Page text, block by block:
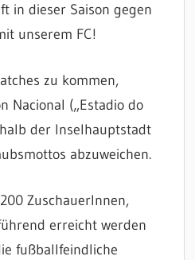
in dieser Saison gegen
unserem FC!
zu kommen,
Nacional („Estadio do
der Inselhauptstadt
abzuweichen.
ZuschauerInnen,
erreicht werden
fußballfeindliche